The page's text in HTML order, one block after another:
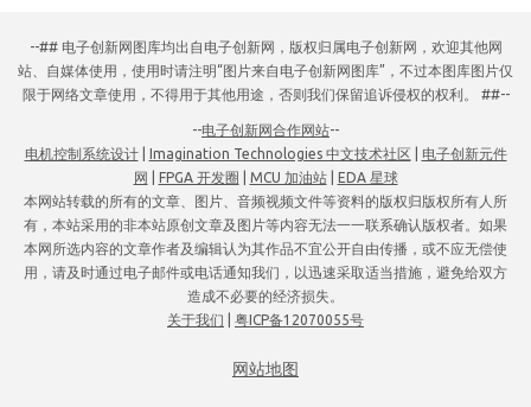
--## 电子创新网图库均出自电子创新网，版权归属电子创新网，欢迎其他网
站、自媒体使用，使用时请注明“图片来自电子创新网图库”，不过本图库图片仅
限于网络文章使用，不得用于其他用途，否则我们保留追诉侵权的权利。 ##--
--电子创新网合作网站--
电机控制系统设计| Imagination Technologies 中文技术社区
电子创新元件
网
FPGA 开发圈 MCU 加油站|
EDA 星球
本网站转载的所有的文章、图片、音频视频文件等资料的版权归版权所有人所
有，本站采用的非本站原创文章及图片等内容无法一一联系确认版权者。如果
本网所选内容的文章作者及编辑认为其作品不宜公开自由传播，或不应无偿使
用，请及时通过电子邮件或电话通知我们，以迅速采取适当措施，避免给双方
造成不必要的经济损失。
关于我们
粤ICP备12070055号
网站地图